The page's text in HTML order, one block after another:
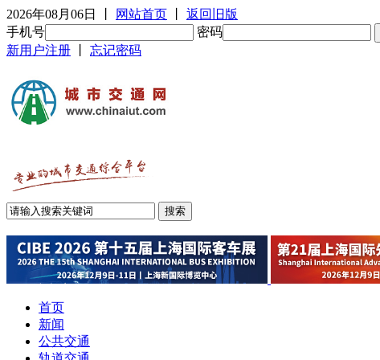
2026年08月06日 网站首页
返回旧版
手机号
密码
新用户注册
忘记密码
首页
新闻
公共交通